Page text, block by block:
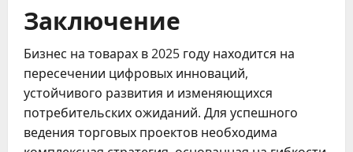
Заключение
Бизнес на товарах в 2025 году находится на
пересечении цифровых инноваций,
устойчивого развития и изменяющихся
потребительских ожиданий. Для успешного
ведения торговых проектов необходима